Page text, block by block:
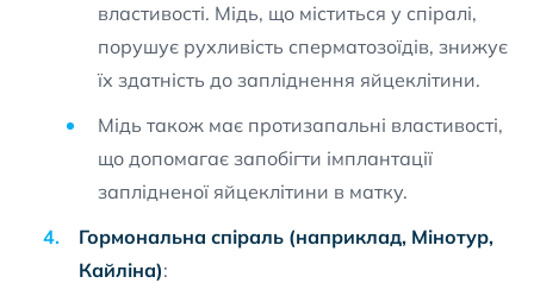
властивості. Мідь, що міститься у спіралі,
порушує рухливість сперматозоїдів, знижує
їх здатність до запліднення яйцеклітини.
Мідь також має протизапальні властивості,
що допомагає запобігти імплантації
заплідненої яйцеклітини в матку.
Гормональна спіраль (наприклад, Мінотур,
Кайліна):